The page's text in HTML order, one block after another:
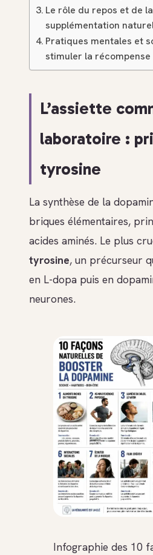
Le rôle du repos et de la
supplémentation
Pratiques mentales et
stimuler la récompense
L’assiette
laboratoire :
tyrosine
La synthèse de la
briques élémentaires,
acides aminés. Le plus
tyrosine, un précurseur
en L-dopa puis en
neurones.
Infographie des 10